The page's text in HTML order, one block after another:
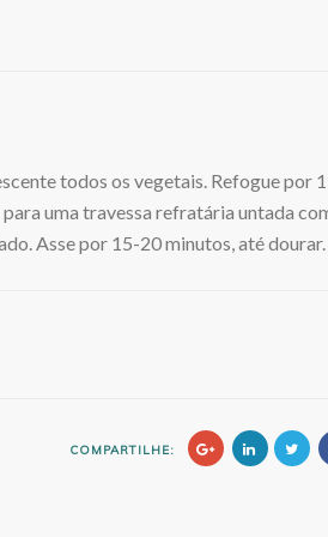
todos os vegetais. Refogue por
uma travessa refratária untada
Asse por 15-20 minutos, até dourar.
COMPARTILHE: